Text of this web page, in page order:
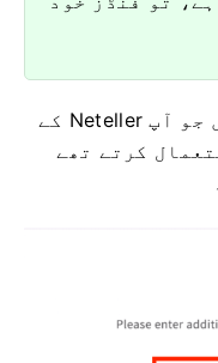
5. وہ ای میل ایڈریس درج کریں جو آپ Neteller کے
کرتے تھے